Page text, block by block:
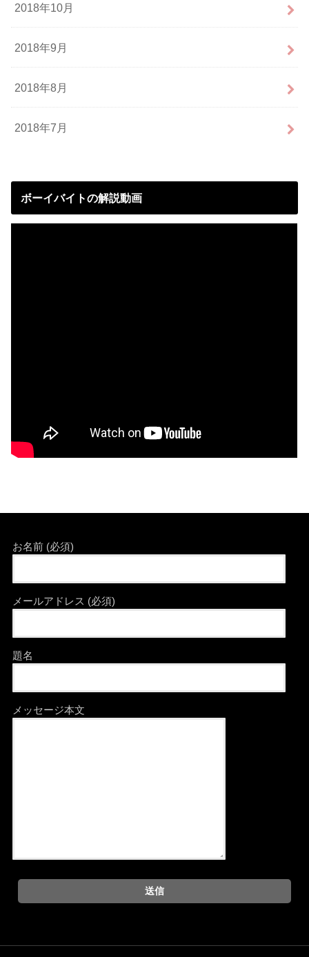
2018年10月
2018年9月
2018年8月
2018年7月
ボーイバイトの解説動画
お名前 (必須)
メールアドレス (必須)
題名
メッセージ本文